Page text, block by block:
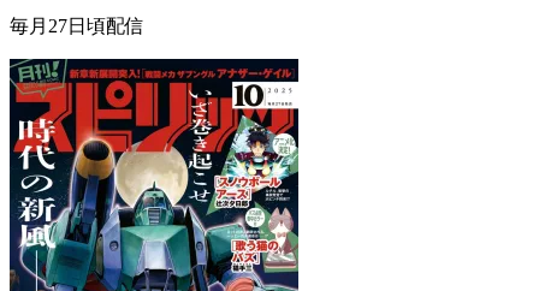
毎月27日頃配信